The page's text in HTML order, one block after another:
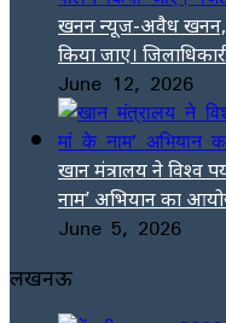
खनन न्यूज-अवैध खनन,
किया जाए।
June 12, 2026
खान मंत्रालय ने विश्व
नाम’ अभियान का
June 5, 2026
लखनऊ